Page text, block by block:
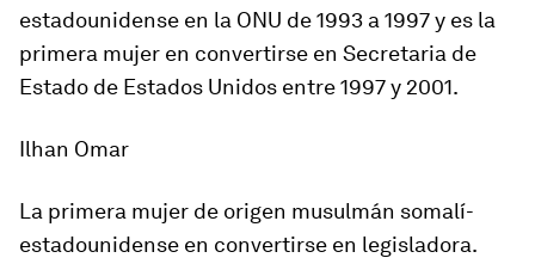
estadounidense en la ONU de 1993 a 1997 y es la
primera mujer en convertirse en Secretaria de
Estado de Estados Unidos entre 1997 y 2001.
Ilhan Omar
La primera mujer de origen musulmán somalí-
estadounidense en convertirse en legisladora.